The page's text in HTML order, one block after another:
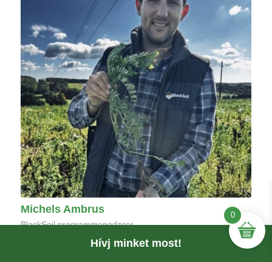
Michels Ambrus
BlackSoil programmenedzser
+36 70 776 68 85
0
Hívj minket most!